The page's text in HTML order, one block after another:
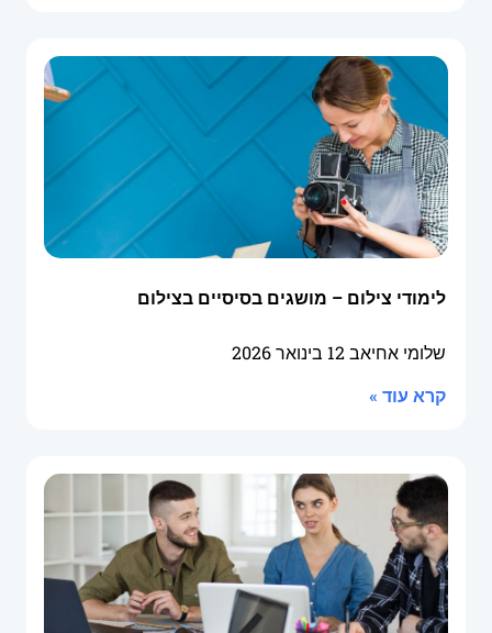
לימודי צילום – מושגים בסיסיים בצילום
שלומי אחיאב12 בינואר 2026
קרא עוד »